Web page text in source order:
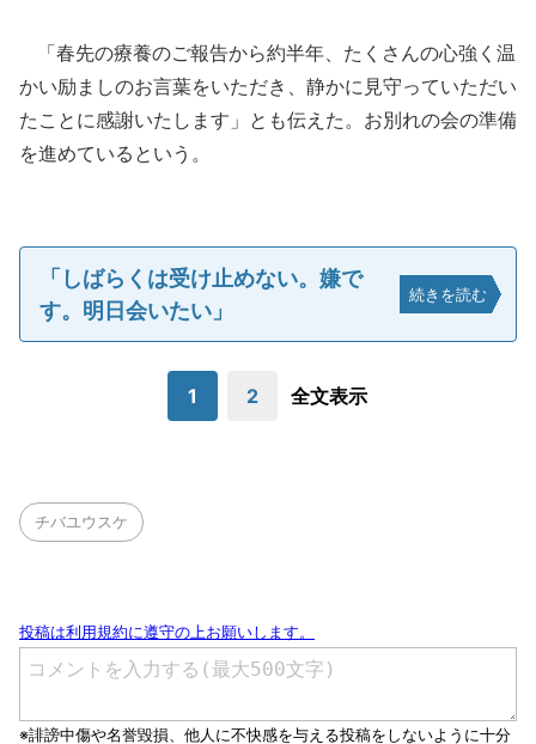
「春先の療養のご報告から約半年、たくさんの心強く温
かい励ましのお言葉をいただき、静かに見守っていただい
たことに感謝いたします」とも伝えた。お別れの会の準備
を進めているという。
「しばらくは受け止めない。嫌で
す。明日会いたい」
続きを読む
1 2 全文表示
チバユウスケ